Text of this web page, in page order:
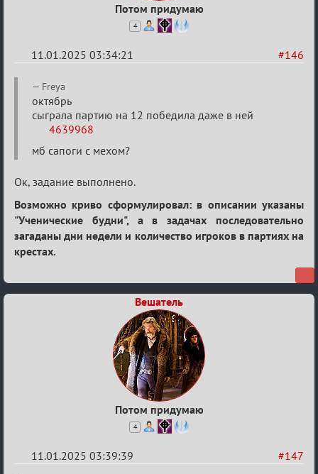
Потом придумаю
4
#146
11.01.2025 03:34:21
Re:
Двенадцать
месяцев
2025
Freya
октябрь
сыграла партию на 12 победила даже в ней
4639968
мб сапоги с мехом?
Ок, задание выполнено.
Возможно криво сформулировал: в описании указаны
"Ученические будни", а в задачах последовательно
загаданы дни недели и количество игроков в партиях на
крестах.
Вешатель
Потом придумаю
4
#147
11.01.2025 03:39:39